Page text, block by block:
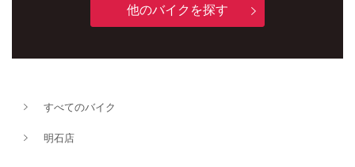
他のバイクを探す
すべてのバイク
明石店
新車